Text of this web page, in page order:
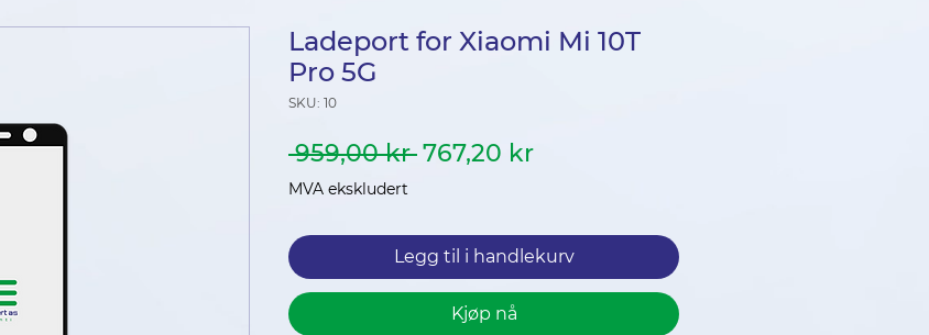
Ladeport for Xiaomi Mi 10T
Pro 5G
SKU: 10
959,00 kr Vanlig
767,20 krSalgspris
MVA ekskludert
Legg til i handlekurv
Kjøp nå